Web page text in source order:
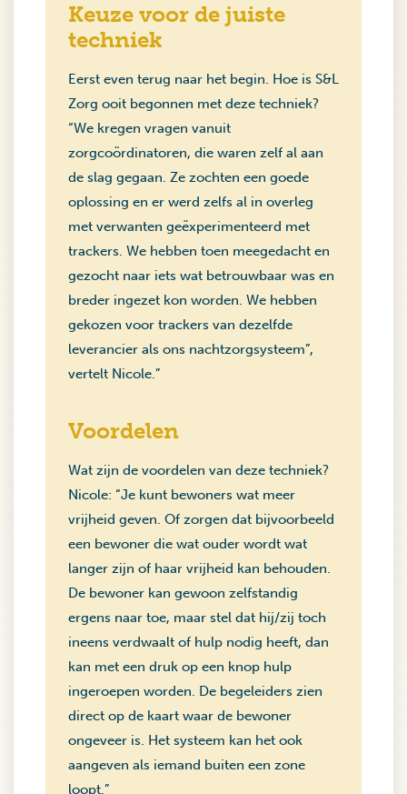
Keuze voor de juiste
techniek
Eerst even terug naar het begin. Hoe is S&L
Zorg ooit begonnen met deze techniek?
“We kregen vragen vanuit
zorgcoördinatoren, die waren zelf al aan
de slag gegaan. Ze zochten een goede
oplossing en er werd zelfs al in overleg
met verwanten geëxperimenteerd met
trackers. We hebben toen meegedacht en
gezocht naar iets wat betrouwbaar was en
breder ingezet kon worden. We hebben
gekozen voor trackers van dezelfde
leverancier als ons nachtzorgsysteem”,
vertelt Nicole.”
Voordelen
Wat zijn de voordelen van deze techniek?
Nicole: “Je kunt bewoners wat meer
vrijheid geven. Of zorgen dat bijvoorbeeld
een bewoner die wat ouder wordt wat
langer zijn of haar vrijheid kan behouden.
De bewoner kan gewoon zelfstandig
ergens naar toe, maar stel dat hij/zij toch
ineens verdwaalt of hulp nodig heeft, dan
kan met een druk op een knop hulp
ingeroepen worden. De begeleiders zien
direct op de kaart waar de bewoner
ongeveer is. Het systeem kan het ook
aangeven als iemand buiten een zone
loopt.”